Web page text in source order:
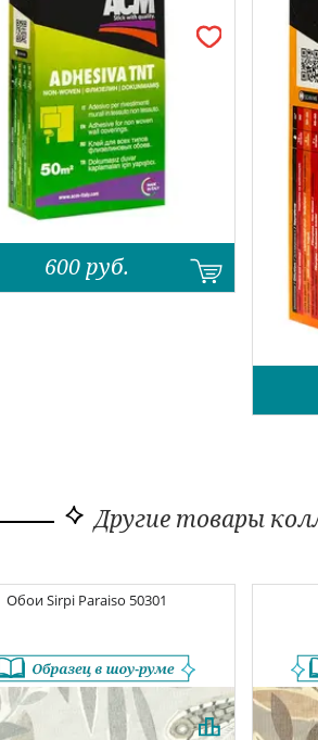
600 руб.
Другие товары
ОбоиSirpi Paraiso 50301